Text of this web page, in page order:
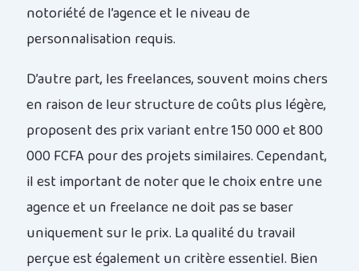
notoriété de l’agence et le niveau de
personnalisation requis.
D’autre part, les freelances, souvent moins chers
en raison de leur structure de coûts plus légère,
proposent des prix variant entre 150 000 et 800
000 FCFA pour des projets similaires. Cependant,
il est important de noter que le choix entre une
agence et un freelance ne doit pas se baser
uniquement sur le prix. La qualité du travail
perçue est également un critère essentiel. Bien